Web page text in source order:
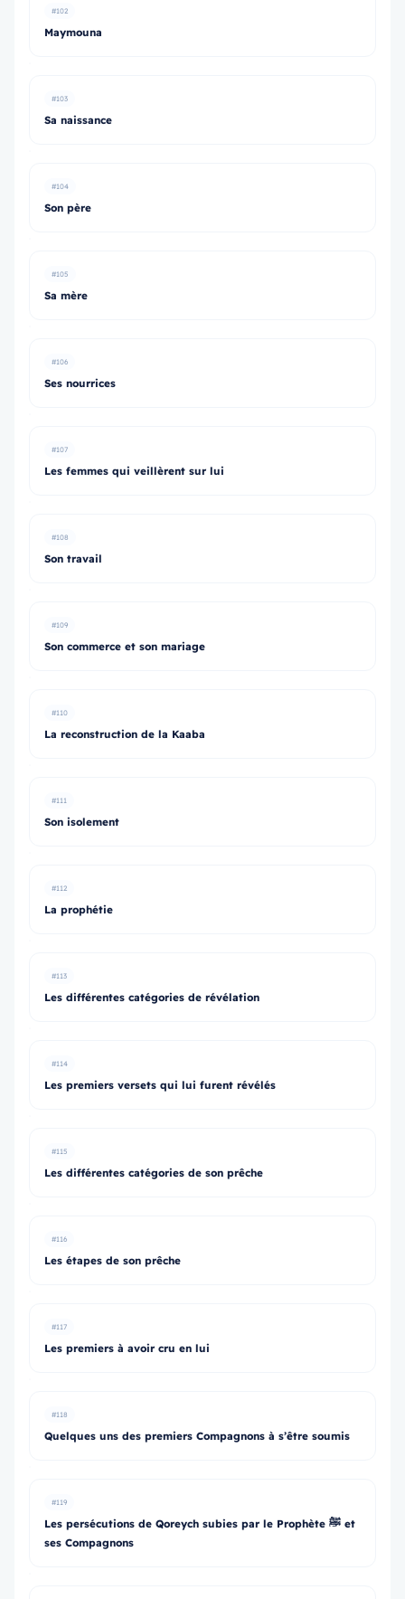
#102
Maymouna
#103
Sa naissance
#104
Son père
#105
Sa mère
#106
Ses nourrices
#107
Les femmes qui veillèrent sur lui
#108
Son travail
#109
Son commerce et son mariage
#110
La reconstruction de la Kaaba
#111
Son isolement
#112
La prophétie
#113
Les différentes catégories de révélation
#114
Les premiers versets qui lui furent révélés
#115
Les différentes catégories de son prêche
#116
Les étapes de son prêche
#117
Les premiers à avoir cru en lui
#118
Quelques uns des premiers Compagnons à s’être soumis
#119
Les persécutions de Qoreych subies par le Prophète ﷺ et
ses Compagnons